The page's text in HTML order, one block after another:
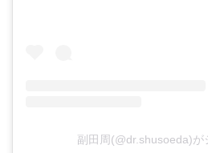
副田周(@dr.shusoeda)が